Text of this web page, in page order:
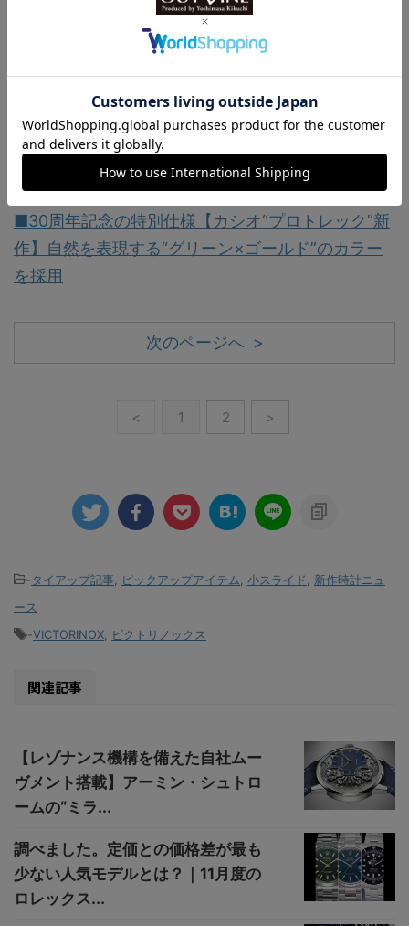
■セイコー、シチズン、カシオ【国産ブランド“ソ
ーラーウオッチ”3選】先進技術を取り入れて進化、
市場を牽引する3大メーカーに注目
■小ぶりな36mmと42mm【ヒスイなど天然石を採
用した“価格破壊”の国産時計6選】西荻窪発のマイ
クロブランド“ザ・ニシオギ”新作
■30周年記念の特別仕様【カシオ“プロトレック”新
作】自然を表現する“グリーン×ゴールド”のカラー
を採用
次のページへ >
< 1 2 >
-タイアップ記事 ピックアップアイテム 小スライド
新作時計ニュ
ース
-VICTORINOX ビクトリノックス
関連記事
【レゾナンス機構を備えた自社ムー
ヴメント搭載】アーミン・シュトロ
ームの“ミラ...
調べました。定価との価格差が最も
少ない人気モデルとは？｜11月度の
ロレックス...